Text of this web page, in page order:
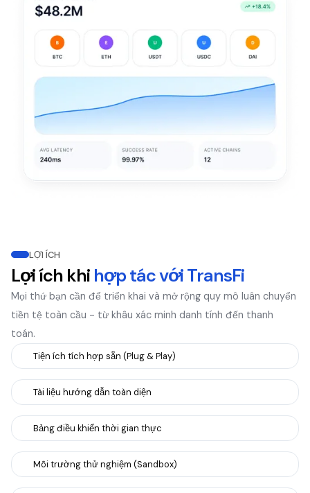
LỢI ÍCH
Lợi ích khi hợp tác với TransFi
Mọi thứ bạn cần để triển khai và mở rộng quy mô luân chuyển
tiền tệ toàn cầu - từ khâu xác minh danh tính đến thanh
toán.
Tiện ích tích hợp sẵn (Plug & Play)
Tài liệu hướng dẫn toàn diện
Bảng điều khiển thời gian thực
Môi trường thử nghiệm (Sandbox)